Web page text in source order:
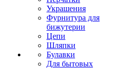
Украшения
Фурнитура для
бижутерии
Цепи
Шляпки
Булавки
Для бытовых